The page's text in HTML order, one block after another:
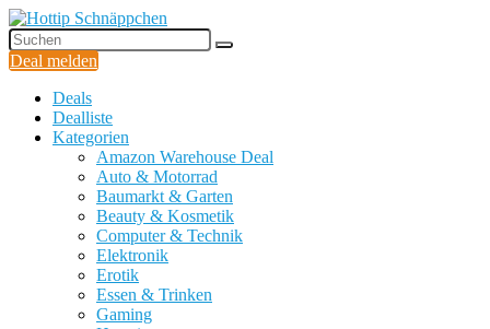
Deal melden
Deals
Dealliste
Kategorien
Amazon Warehouse Deal
Auto & Motorrad
Baumarkt & Garten
Beauty & Kosmetik
Computer & Technik
Elektronik
Erotik
Essen & Trinken
Gaming